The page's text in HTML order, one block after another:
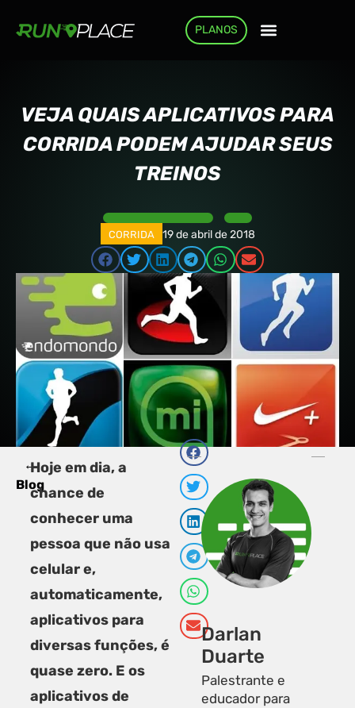
PLANOS
VEJA QUAIS APLICATIVOS PARA
CORRIDA PODEM AJUDAR SEUS
TREINOS
CORRIDA 19 de abril de 2018
←
Blog
Hoje em dia, a
chance de
conhecer uma
pessoa que não usa
celular e,
automaticamente,
aplicativos para
diversas funções, é
quase zero. E os
aplicativos de
Darlan
Duarte
Palestrante e
educador para